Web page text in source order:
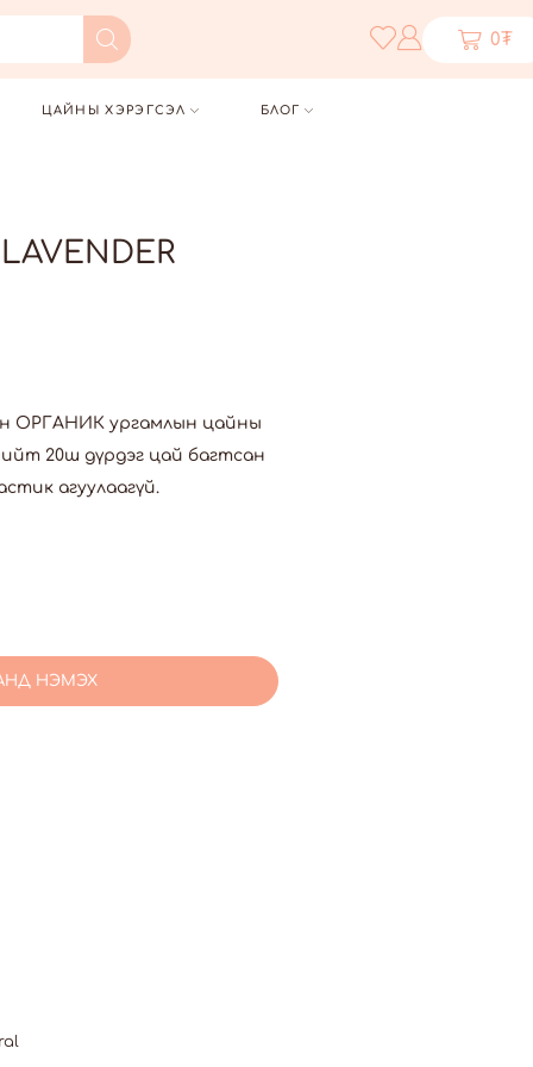
0₮
ЦАЙНЫ ХЭРЭГСЭЛ БЛОГ
ОРГАНИК ургамлын цайны
20ш дүрдэг цай багтсан
агуулаагүй.
НЭМЭХ